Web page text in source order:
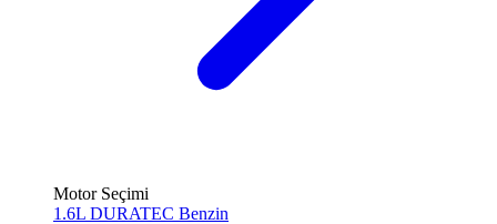
Motor Seçimi
1.6L DURATEC Benzin